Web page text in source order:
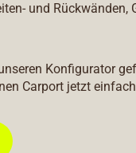
und Rückwänden,
Konfigurator
Carport jetzt